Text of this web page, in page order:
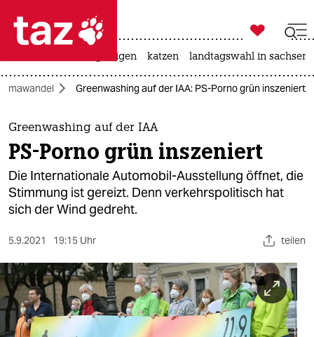
 taz zahl ich
taz zahl ich
themen
politik
öko
sport
berlin

taz zahl ich
bergsteigen katzen landtagswahl in
Greenwashing auf der IAA: PS-Porno grün inszeniert
Greenwashing auf der IAA
PS-Porno grün inszeniert
Die Internationale Automobil-Ausstellung öffnet, die
Stimmung ist gereizt. Denn verkehrspolitisch hat
sich der Wind gedreht.
5.9.2021 19:15 Uhr teilen